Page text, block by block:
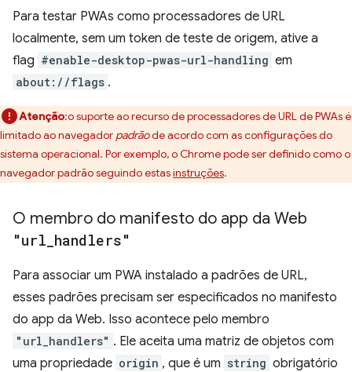
Para testar PWAs como processadores de URL
localmente, sem um token de teste de origem, ative a
flag #enable-desktop-pwas-url-handling em
about://flags .
Atenção:o suporte ao recurso de processadores de URL de PWAs é
limitado ao navegador padrãode acordo com as configurações do
sistema operacional. Por exemplo, o Chrome pode ser definido como o
navegador padrão seguindo estasinstruções.
O membro do manifesto do app da Web
"url handlers"
Para associar um PWA instalado a padrões de URL,
esses padrões precisam ser especificados no manifesto
do app da Web. Isso acontece pelo membro
"url_handlers" . Ele aceita uma matriz de objetos com
uma propriedade origin , que é um string obrigatório